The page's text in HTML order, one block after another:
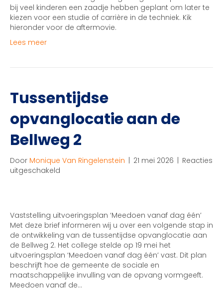
bij veel kinderen een zaadje hebben geplant om later te
kiezen voor een studie of carrière in de techniek. Kik
hieronder voor de aftermovie.
Lees meer
Tussentijdse
opvanglocatie aan de
Bellweg 2
Door Monique Van Ringelenstein | 21 mei 2026 | Reacties
uitgeschakeld
Bellweg
2
Vaststelling uitvoeringsplan ‘Meedoen vanaf dag één’
Met deze brief informeren wij u over een volgende stap in
de ontwikkeling van de tussentijdse opvanglocatie aan
de Bellweg 2. Het college stelde op 19 mei het
uitvoeringsplan ‘Meedoen vanaf dag één’ vast. Dit plan
beschrijft hoe de gemeente de sociale en
maatschappelijke invulling van de opvang vormgeeft.
Meedoen vanaf de…